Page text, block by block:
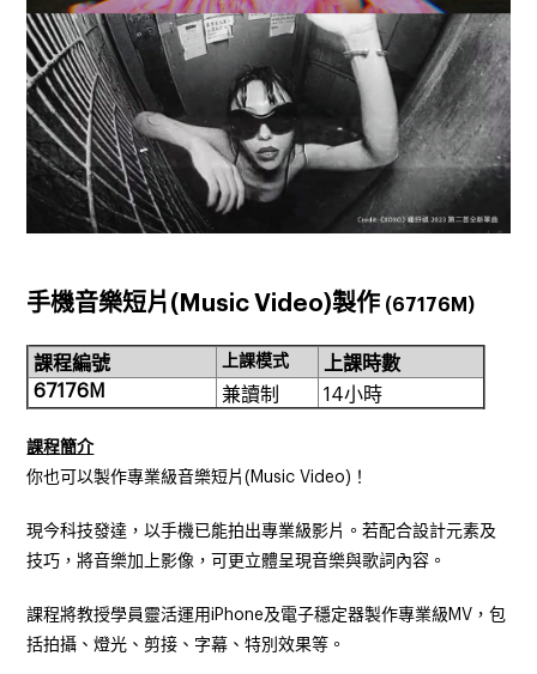
手機音樂短片 (Music Video)製作 (67176M )
課程編號 上課模式 上課時數
67176M
兼讀制 14小時
課程簡介
你也可以製作專業級音樂短片(Music Video) ！
現今科技發達，以手機已能拍出專業級影片。若配合設計元素及
技巧，將音樂加上影像，可更立體呈現音樂與歌詞內容。
課程將教授學員靈活運用iPhone及電子穩定器製作專業級 MV ，包
括拍攝、燈光、剪接、字幕、特別效果等。